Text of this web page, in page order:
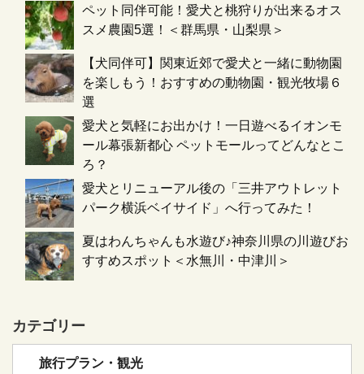
ペット同伴可能！愛犬と桃狩りが出来るオス
スメ農園5選！＜群馬県・山梨県＞
【犬同伴可】関東近郊で愛犬と一緒に動物園
を楽しもう！おすすめの動物園・観光牧場６
選
愛犬と気軽にお出かけ！一日遊べるイオンモ
ール幕張新都心 ペットモールってどんなとこ
ろ？
愛犬とリニューアル後の「三井アウトレット
パーク横浜ベイサイド」へ行ってみた！
夏はわんちゃんも水遊び♪神奈川県の川遊びお
すすめスポット＜水無川・中津川＞
カテゴリー
旅行プラン・観光